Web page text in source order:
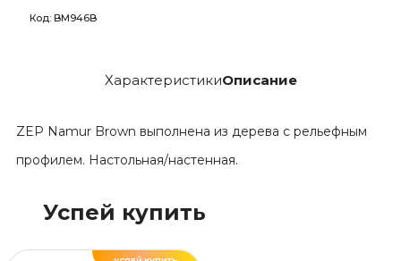
Код: BM946B
ХарактеристикиОписание
ZEP Namur Brown выполнена из дерева с рельефным
профилем. Настольная/настенная.
Успей купить